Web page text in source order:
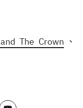
The Crown 、